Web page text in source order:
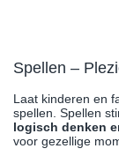
Spellen –
Laat kinderen en
spellen. Spellen
logisch denken
voor gezellige